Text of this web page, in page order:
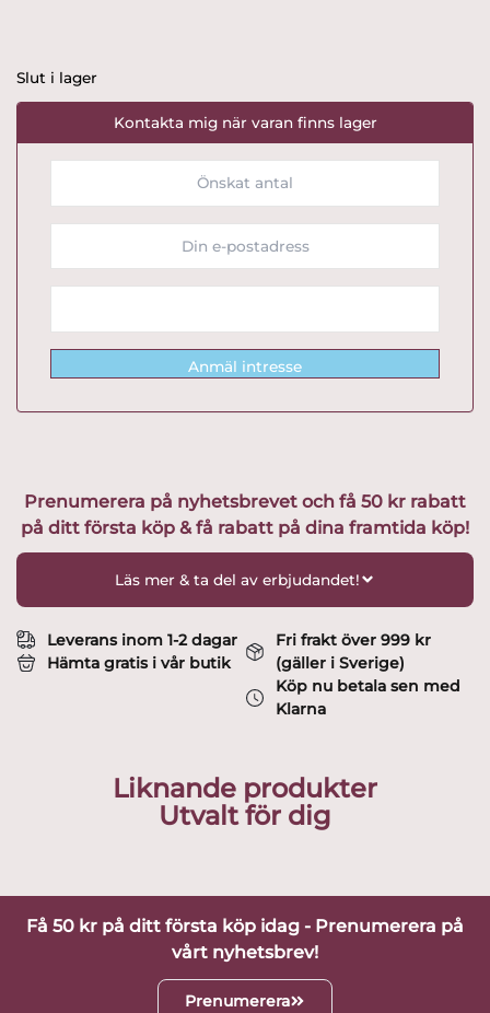
Slut i lager
Kontakta mig när varan finns lager
Anmäl intresse
Prenumerera på nyhetsbrevet och få 50 kr rabatt
på ditt första köp & få rabatt på dina framtida köp!
Läs mer & ta del av erbjudandet!
Leverans inom 1-2 dagar
Hämta gratis i vår butik
Fri frakt över 999 kr
(gäller i Sverige)
Köp nu betala sen med
Klarna
Liknande produkter
Utvalt för dig
Få 50 kr på ditt första köp idag - Prenumerera på
vårt nyhetsbrev!
Prenumerera